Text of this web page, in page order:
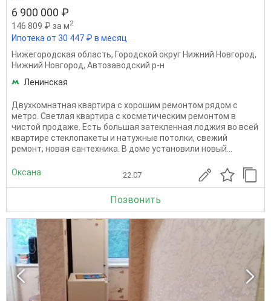
6 900 000 ₽
146 809 ₽ за м2
Ипотека от 30 447 ₽ в месяц
Нижегородская область, Городской округ Нижний Новгород,
Нижний Новгород, Автозаводский р-н
Ленинская
Двухкомнатная квартира с хорошим ремонтом рядом с
метро. Светлая квартира с косметическим ремонтом в
чистой продаже. Есть большая затекленная лоджия во всей
квартире стеклопакеты и натужные потолки, свежий
ремонт, новая сантехника. В доме установили новый...
Оксана 22.07
Позвонить